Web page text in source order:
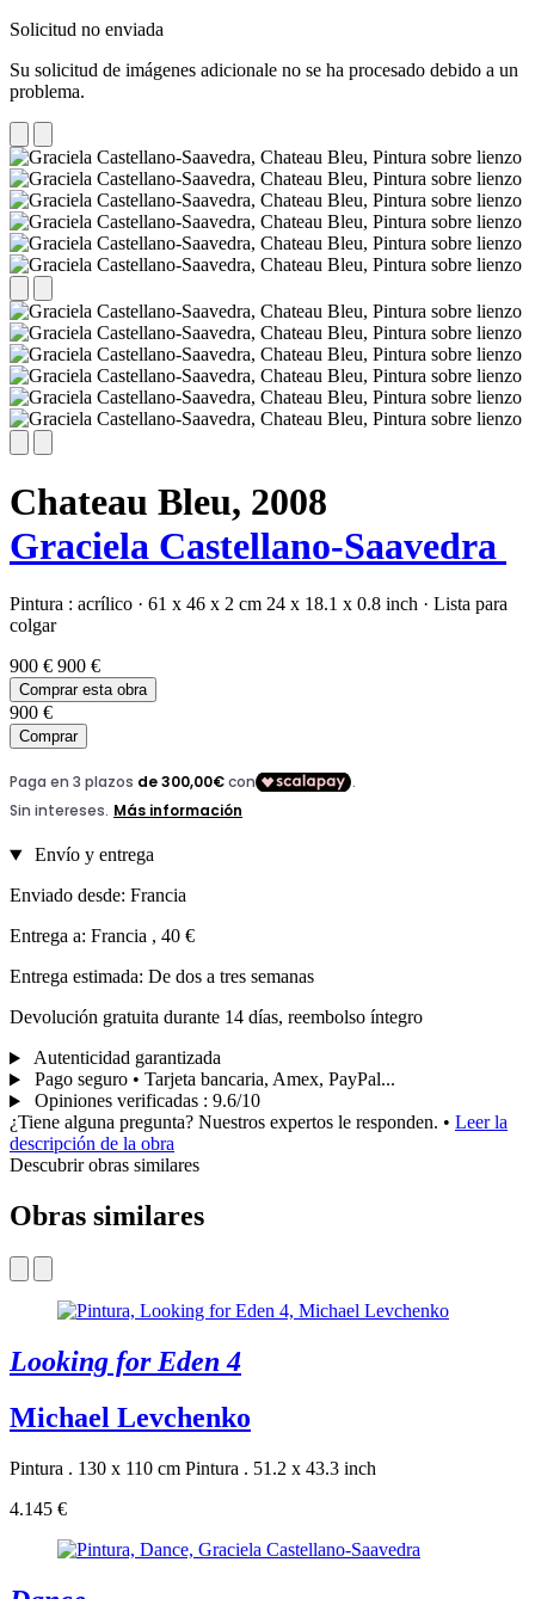
Solicitud no enviada
Su solicitud de imágenes adicionale no se ha procesado debido a un
problema.
Chateau Bleu, 2008
Graciela Castellano-Saavedra
Pintura : acrílico · 61 x 46 x 2 cm 24 x 18.1 x 0.8 inch · Lista para
colgar
900 € 900 €
Comprar esta obra
900 €
Comprar
Envío y entrega
Enviado desde: Francia
Entrega a: Francia , 40 €
Entrega estimada: De dos a tres semanas
Devolución gratuita durante 14 días, reembolso íntegro
Autenticidad garantizada
Pago seguro • Tarjeta bancaria, Amex, PayPal...
Opiniones verificadas : 9.6/10
¿Tiene alguna pregunta? Nuestros expertos le responden. • Leer la
descripción de la obra
Descubrir obras similares
Obras similares
Looking for Eden 4
Michael Levchenko
Pintura . 130 x 110 cm Pintura . 51.2 x 43.3 inch
4.145 €